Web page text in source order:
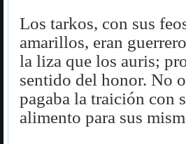
Los tarkos, con sus
amarillos, eran
la liza que los auris;
sentido del honor. No
pagaba la traición con
alimento para sus